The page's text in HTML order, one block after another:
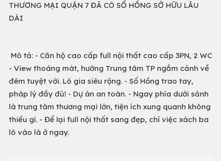
THƯƠNG MẠI QUẬN 7 ĐÃ CÓ SỔ HỒNG SỞ HỮU LÂU
DÀI
Mô tả: - Căn hộ cao cấp full nội thất cao cấp 3PN, 2 WC
- View thoáng mát, hướng Trung tâm TP ngắm cảnh về
đêm tuyệt vời. Lô gia siêu rộng. - Sổ Hồng trao tay,
pháp lý đầy đủ! - Dự án an toàn. - Ngay phía dưới sảnh
là trung tâm thương mại lớn, tiện ích xung quanh không
thiếu gì. - Để lại full nội thất sang đẹp, chỉ việc xách ba
lô vào là ở ngay.